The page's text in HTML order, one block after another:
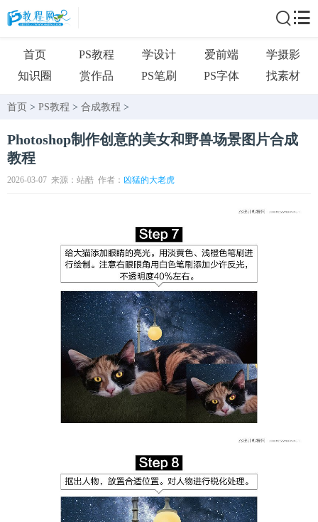
首页 PS教程 学设计 爱前端
学摄影
知识圈
赏作品 PS笔刷 PS字体 找素材
首页 > PS教程 > 合成教程 >
Photoshop制作创意的美女和野兽场景图片合成
教程
2026-03-07 来源：站酷 作者： 凶猛的大老虎